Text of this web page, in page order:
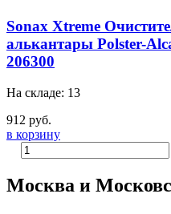
Sonax Xtreme
алькантары Polster-
206300
На складе: 13
912 руб.
в корзину
Москва и